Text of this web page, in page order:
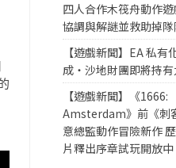
四人合作木筏舟動作
協調與解謎並救助掉隊
【遊戲新聞】EA 私有
成・沙地財團即將持
【遊戲新聞】《1666:
Amsterdam》前《刺
意總監動作冒險新作
片釋出序章試玩開放中